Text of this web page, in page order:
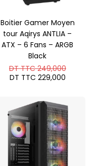
Boitier Gamer Moyen
tour Aqirys ANTLIA –
ATX – 6 Fans – ARGB
Black
DT TTC249,000Le
TTC
DT TTC 229,000Le
DT
TTC